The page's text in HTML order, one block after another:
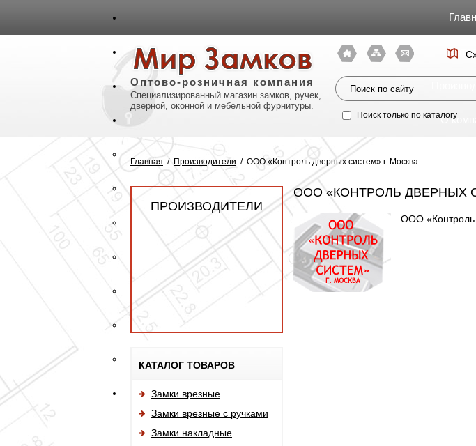
О
Оптово-розничная компания
Специализированный магазин замков, ручек,
дверной, оконной и мебельной фурнитуры.
Поиск только по каталогу
Главная / Производители / ООО «Контроль дверных систем» г. Москва
ПРОИЗВОДИТЕЛИ
КАТАЛОГ ТОВАРОВ
Замки врезные
Замки врезные с ручками
Замки накладные
ООО «КОНТРОЛЬ ДВЕРНЫХ
ООО «Контроль